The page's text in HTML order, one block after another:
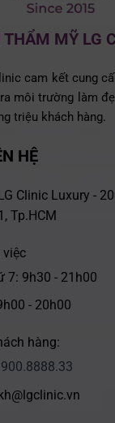
THẨM MỸ LG
cam kết cung
môi trường làm
triệu khách hàng.
HỆ
Clinic Luxury -
Tp.HCM
7: 9h30 - 21h00
- 20h00
hàng: